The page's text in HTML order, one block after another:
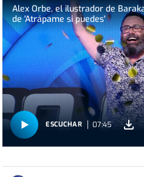
Alex Orbe, el ilustrador de
de 'Atrápame si puedes'
ESCUCHAR 07:45